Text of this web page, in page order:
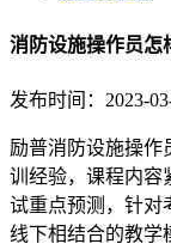
消防设施操作员怎
发布时间：2023-
励普消防设施操作
训经验，课程内容
试重点预测，针对
线下相结合的教学